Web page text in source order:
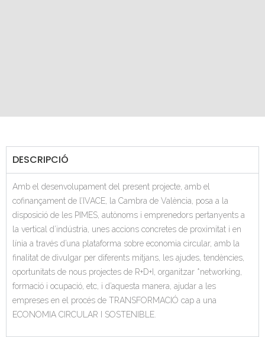
DESCRIPCIÓ
Amb el desenvolupament del present projecte, amb el
cofinançament de l’IVACE, la Cambra de València, posa a la
disposició de les PIMES, autònoms i emprenedors pertanyents a
la vertical d’indústria, unes accions concretes de proximitat i en
línia a través d’una plataforma sobre economia circular, amb la
finalitat de divulgar per diferents mitjans, les ajudes, tendències,
oportunitats de nous projectes de R+D+I, organitzar *networking,
formació i ocupació, etc, i d’aquesta manera, ajudar a les
empreses en el procés de TRANSFORMACIÓ cap a una
ECONOMIA CIRCULAR I SOSTENIBLE.